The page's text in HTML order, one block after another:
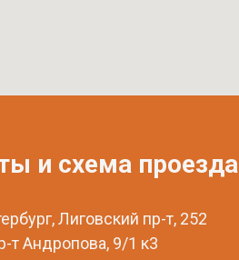
и схема проезда
Лиговский пр-т, 252
т Андропова, 9/1 к3